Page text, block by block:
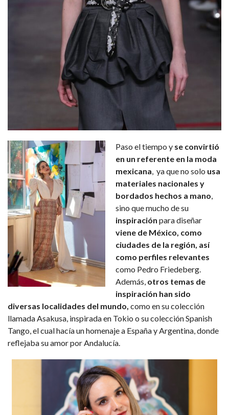
Paso el tiempo y se convirtió
en un referente en la moda
mexicana, ya que no solo usa
materiales nacionales y
bordados hechos a mano,
sino que mucho de su
inspiración para diseñar
viene de México, como
ciudades de la región, así
como perfiles relevantes
como Pedro Friedeberg.
Además, otros temas de
inspiración han sido
diversas localidades del mundo, como en su colección
llamada Asakusa, inspirada en Tokio o su colección Spanish
Tango, el cual hacía un homenaje a España y Argentina, donde
reflejaba su amor por Andalucía.